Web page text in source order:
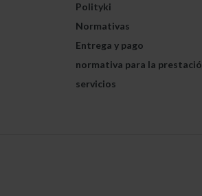
Polityki
Normativas
Entrega y pago
normativa para la
servicios